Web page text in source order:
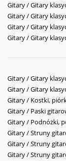
Gitary / Gitary
Gitary / Gitary
Gitary / Gitary
Gitary / Gitary
Gitary / Gitary
Gitary / Gitary
Gitary / Kostki,
Gitary / Paski
Gitary / Podnóżki,
Gitary / Struny
Gitary / Struny
Gitary / Struny